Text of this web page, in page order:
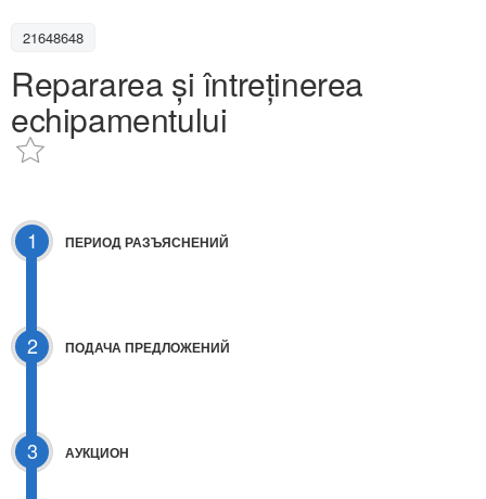
21648648
Repararea și întreținerea
echipamentului
1 ПЕРИОД РАЗЪЯСНЕНИЙ
2 ПОДАЧА ПРЕДЛОЖЕНИЙ
3 АУКЦИОН